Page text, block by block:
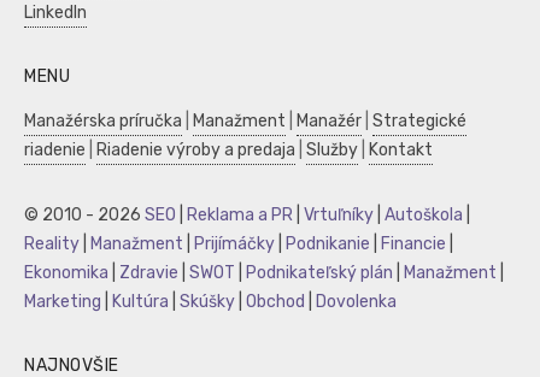
LinkedIn
MENU
Manažérska príručka Manažment Manažér Strategické
riadenie
Riadenie výroby a predaja Služby Kontakt
© 2010 - 2026 SEO Reklama a PR Vrtuľníky Autoškola
Reality
Manažment Prijímáčky Podnikanie Financie
Ekonomika
Zdravie SWOT Podnikateľský plán Manažment
Marketing
Kultúra Skúšky Obchod Dovolenka
NAJNOVŠIE